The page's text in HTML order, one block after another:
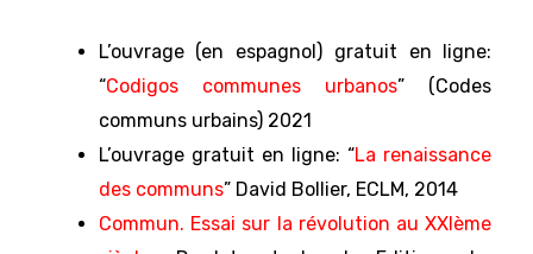
L’ouvrage (en espagnol) gratuit en ligne:
“Codigos communes urbanos” (Codes
communs urbains) 2021
L’ouvrage gratuit en ligne: “La renaissance
des communs” David Bollier, ECLM, 2014
Commun. Essai sur la révolution au XXIème